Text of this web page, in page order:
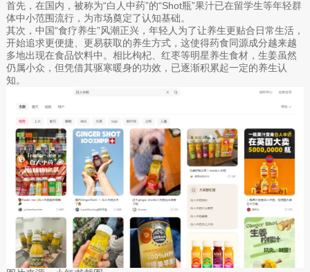
首先，在国内，被称为“白人中药”的“Shot瓶”果汁已在留学生等年轻群
体中小范围流行，为市场奠定了认知基础。
其次，中国“食疗养生”风潮正兴，年轻人为了让养生更贴合日常生活，
开始追求更便捷、更易获取的养生方式，这使得药食同源成分越来越
多地出现在食品饮料中。相比枸杞、红枣等明星养生食材，生姜虽然
仍属小众，但凭借其驱寒暖身的功效，已逐渐积累起一定的养生认
知。